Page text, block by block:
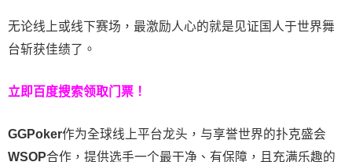
无论线上或线下赛场，最激励人心的就是见证国人于世界舞
台斩获佳绩了。
立即百度搜索领取门票！
GGPoker作为全球线上平台龙头，与享誉世界的扑克盛会
WSOP合作，提供选手一个最干净、有保障，且充满乐趣的